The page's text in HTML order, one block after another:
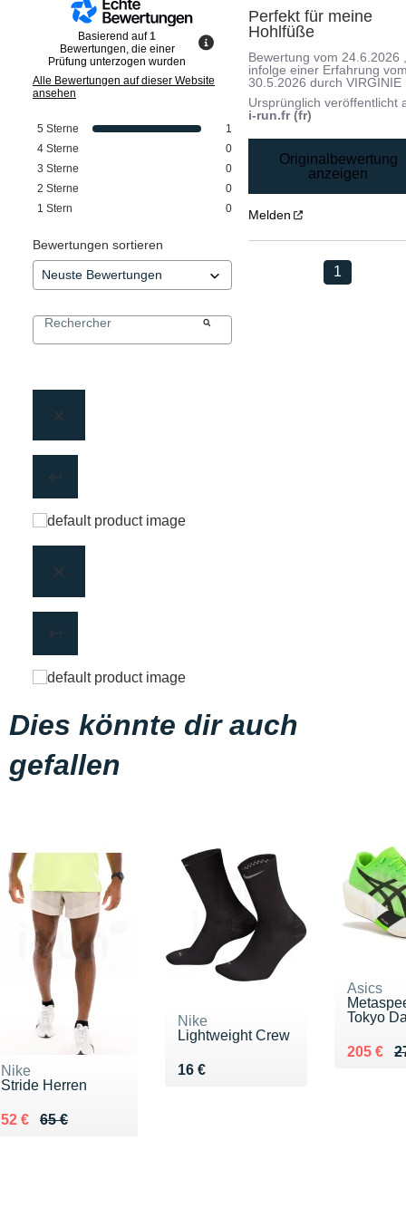
Basierend auf1
Bewertungen, die einer
Prüfung unterzogen wurden
Alle Bewertungen auf dieser Website
ansehen
5 Sterne
1
4 Sterne
0
3 Sterne
0
2 Sterne
0
1 Stern 0
Bewertungen sortieren
Perfekt für meine
Hohlfüße
Bewertung vom 24.6.2026
infolge einer Erfahrung
30.5.2026 durchVIRGINIE
Ursprünglich veröffentlicht
i-run.fr (fr)
Originalbewertung
anzeigen
Melden
1
Dies könnte dir auch
gefallen
Nike
Stride Herren
65 €
Au lieu de 65 €
52 €
Vendu 52 €
Nike
Lightweight Crew
16 €
Vendu 16 €
Asics
Tokyo
Au lieu
205 €
Vendu